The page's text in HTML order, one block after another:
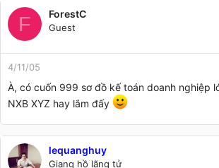
F ForestC
Guest
4/11/05
À, có cuốn 999 sơ đồ kế toán doanh nghiệp
NXB XYZ hay lắm đấy
lequanghuy
Giang hồ lãng tử